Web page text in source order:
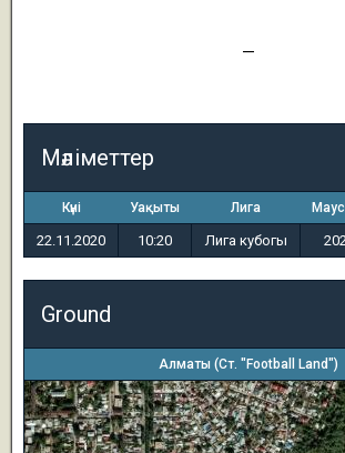
—
Мәліметтер
Күні Уақыты Лига
22.11.2020 10:20 Лига кубогы
Ground
Алматы (Ст. "Football Land")